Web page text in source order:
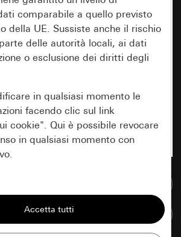
Confronta articoli
comparabile a quello previsto
della UE. Sussiste anche il rischio
delle autorità locali, ai dati
o esclusione dei diritti degli
in qualsiasi momento le
facendo clic sul link
cookie". Qui è possibile revocare
in qualsiasi momento con
necessari per poter mostrare la